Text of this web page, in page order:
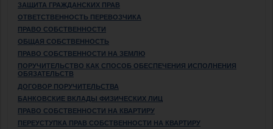
ЗАЩИТА ГРАЖДАНСКИХ ПРАВ
ОТВЕТСТВЕННОСТЬ ПЕРЕВОЗЧИКА
ПРАВО СОБСТВЕННОСТИ
ОБЩАЯ СОБСТВЕННОСТЬ
ПРАВО СОБСТВЕННОСТИ НА ЗЕМЛЮ
ПОРУЧИТЕЛЬСТВО КАК СПОСОБ ОБЕСПЕЧЕНИЯ ИСПОЛНЕНИЯ
ОБЯЗАТЕЛЬСТВ
ДОГОВОР ПОРУЧИТЕЛЬСТВА
БАНКОВСКИЕ ВКЛАДЫ ФИЗИЧЕСКИХ ЛИЦ
ПРАВО СОБСТВЕННОСТИ НА КВАРТИРУ
ПЕРЕУСТУПКА ПРАВ СОБСТВЕННОСТИ НА КВАРТИРУ